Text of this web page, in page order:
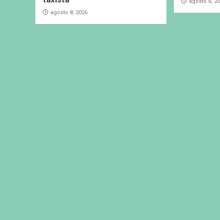
agosto 8, 2026